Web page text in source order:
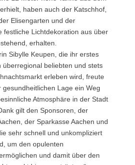
haben auch der Katschhof,
Elisengarten und der
festliche Lichtdekoration aus über
erhalten.
Sibylle Keupen, die ihr erstes
überregional beliebten und stets
erleben wird, freute
gesundheitlichen Lage ein Weg
Atmosphäre in der Stadt
gilt den Sponsoren, der
der Sparkasse Aachen und
sehr schnell und unkompliziert
um den opulenten
und damit über den